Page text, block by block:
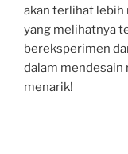
akan terlihat lebih
yang melihatnya
bereksperimen
dalam mendesain
menarik!